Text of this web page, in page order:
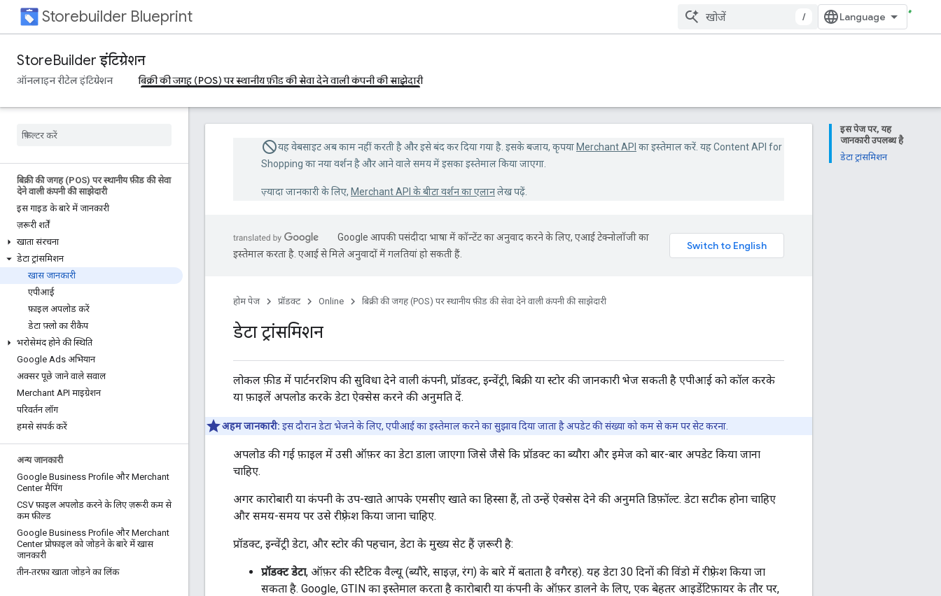
Storebuilder Blueprint /
StoreBuilder इंटिग्रेशन
ऑनलाइन रीटेल इंटिग्रेशन बिक्री की जगह (POS) पर स्थानीय फ़ीड की सेवा देने वाली कंपनी की साझेदारी
बिक्री की जगह (POS) पर स्थानीय फ़ीड की सेवा
देने वाली कंपनी की साझेदारी
इस गाइड के बारे में जानकारी
ज़रूरी शर्तें
खाता संरचना
डेटा ट्रांसमिशन
खास जानकारी
एपीआई
फ़ाइल अपलोड करें
डेटा फ़्लो का रीकैप
भरोसेमंद होने की स्थिति
Google Ads अभियान
अक्सर पूछे जाने वाले सवाल
Merchant API माइग्रेशन
परिवर्तन लॉग
हमसे संपर्क करें
अन्य जानकारी
Google Business Profile और Merchant
Center मैपिंग
CSV फ़ाइल अपलोड करने के लिए ज़रूरी कम से
कम फ़ील्ड
Google Business Profile और Merchant
Center प्रोफ़ाइल को जोड़ने के बारे में खास
जानकारी
तीन-तरफ़ा खाता जोड़ने का लिंक
इस पेज पर, यह
जानकारी उपलब्ध है
डेटा ट्रांसमिशन
यह वेबसाइट अब काम नहीं करती है और इसे बंद कर दिया गया है. इसके बजाय, कृपया Merchant API का इस्तेमाल करें. यह Content API for
Shopping का नया वर्शन है और आने वाले समय में इसका इस्तेमाल किया जाएगा.
ज़्यादा जानकारी के लिए, Merchant API के बीटा वर्शन का एलानलेख पढ़ें.
Google आपकी पसंदीदा भाषा में कॉन्टेंट का अनुवाद करने के लिए, एआई टेक्नोलॉजी का
इस्तेमाल करता है. एआई से मिले अनुवादों में गलतियां हो सकती हैं.
होम पेज प्रॉडक्ट Online बिक्री की जगह (POS) पर स्थानीय फ़ीड की सेवा देने वाली कंपनी की साझेदारी
डेटा ट्रांसमिशन
लोकल फ़ीड में पार्टनरशिप की सुविधा देने वाली कंपनी, प्रॉडक्ट, इन्वेंट्री, बिक्री या स्टोर की जानकारी भेज सकती है एपीआई को कॉल करके
या फ़ाइलें अपलोड करके डेटा ऐक्सेस करने की अनुमति दें.
अहम जानकारी: इस दौरान डेटा भेजने के लिए, एपीआई का इस्तेमाल करने का सुझाव दिया जाता है अपडेट की संख्या को कम से कम पर सेट करना.
अपलोड की गई फ़ाइल में उसी ऑफ़र का डेटा डाला जाएगा जिसे जैसे कि प्रॉडक्ट का ब्यौरा और इमेज को बार-बार अपडेट किया जाना
चाहिए.
अगर कारोबारी या कंपनी के उप-खाते आपके एमसीए खाते का हिस्सा हैं, तो उन्हें ऐक्सेस देने की अनुमति डिफ़ॉल्ट. डेटा सटीक होना चाहिए
और समय-समय पर उसे रीफ़्रेश किया जाना चाहिए.
प्रॉडक्ट, इन्वेंट्री डेटा, और स्टोर की पहचान, डेटा के मुख्य सेट हैं ज़रूरी है:
प्रॉडक्ट डेटा, ऑफ़र की स्टैटिक वैल्यू (ब्यौरे, साइज़, रंग) के बारे में बताता है वगैरह). यह डेटा 30 दिनों की विंडो में रीफ़्रेश किया जा
सकता है. Google, GTIN का इस्तेमाल करता है कारोबारी या कंपनी के ऑफ़र डालने के लिए, एक बेहतर आइडेंटिफ़ायर के तौर पर,